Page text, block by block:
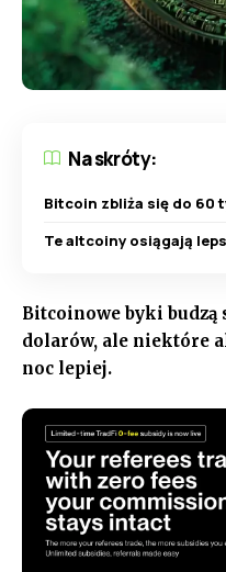
Na skróty:
Bitcoin zbliża się do 60
Te altcoiny osiągają
Bitcoinowe byki budzą
dolarów, ale niektóre
noc lepiej.